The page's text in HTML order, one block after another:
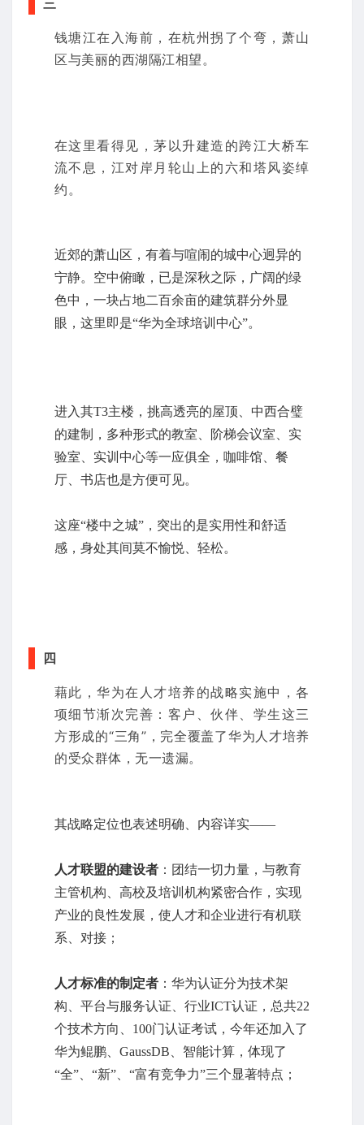
三
钱塘江在入海前，在杭州拐了个弯，萧山
区与美丽的西湖隔江相望。
在这里看得见，茅以升建造的跨江大桥车
流不息，江对岸月轮山上的六和塔风姿绰
约。
近郊的萧山区，有着与喧闹的城中心迥异的
宁静。空中俯瞰，已是深秋之际，广阔的绿
色中，一块占地二百余亩的建筑群分外显
眼，这里即是“华为全球培训中心”。
进入其T3主楼，挑高透亮的屋顶、中西合璧
的建制，多种形式的教室、阶梯会议室、实
验室、实训中心等一应俱全，咖啡馆、餐
厅、书店也是方便可见。
这座“楼中之城”，突出的是实用性和舒适
感，身处其间莫不愉悦、轻松。
四
藉此，华为在人才培养的战略实施中，各
项细节渐次完善：客户、伙伴、学生这三
方形成的“三角”，完全覆盖了华为人才培养
的受众群体，无一遗漏。
其战略定位也表述明确、内容详实——
人才联盟的建设者 ：团结一切力量，与教育
主管机构、高校及培训机构紧密合作，实现
产业的良性发展，使人才和企业进行有机联
系、对接；
人才标准的制定者 ：华为认证分为技术架
构、平台与服务认证、行业ICT认证，总共22
个技术方向、100门认证考试，今年还加入了
华为鲲鹏、GaussDB、智能计算，体现了
“全”、“新”、“富有竞争力”三个显著特点；